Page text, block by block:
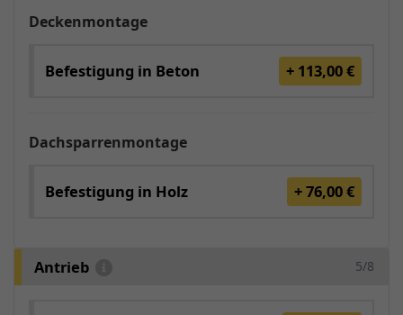
Deckenmontage
Befestigung in Beton + 113,00 €
Dachsparrenmontage
Befestigung in Holz + 76,00 €
Antrieb 5/8